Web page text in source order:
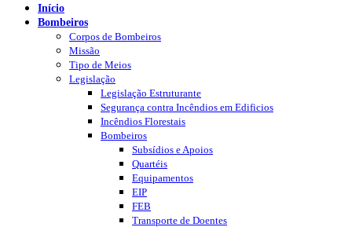
Início
Bombeiros
Corpos de Bombeiros
Missão
Tipo de Meios
Legislação
Legislação Estruturante
Segurança contra Incêndios em Edificios
Incêndios Florestais
Bombeiros
Subsídios e Apoios
Quartéis
Equipamentos
EIP
FEB
Transporte de Doentes